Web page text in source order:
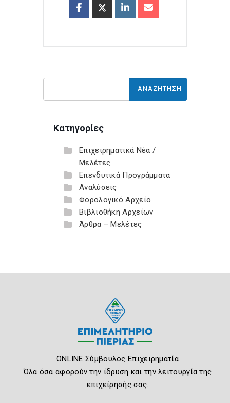
Κατηγορίες
Επιχειρηματικά Νέα /
Μελέτες
Επενδυτικά Προγράμματα
Αναλύσεις
Φορολογικό Αρχείο
Βιβλιοθήκη Αρχείων
Άρθρα – Μελέτες
ONLINE Σύμβουλος Επιχειρηματία
Όλα όσα αφορούν την ίδρυση και την λειτουργία της
επιχείρησής σας.